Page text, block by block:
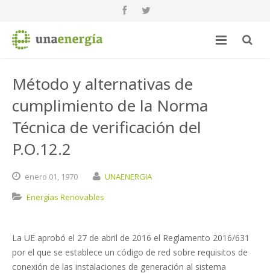
Método y alternativas de
cumplimiento de la Norma
Técnica de verificación del
P.O.12.2
enero 01, 1970
UNAENERGIA
Energías Renovables
La UE aprobó el 27 de abril de 2016 el Reglamento 2016/631
por el que se establece un código de red sobre requisitos de
conexión de las instalaciones de generación al sistema